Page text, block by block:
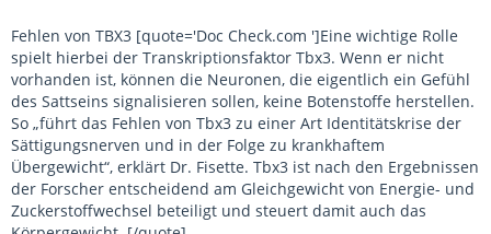
Fehlen von TBX3 [quote='Doc Check.com ']Eine wichtige Rolle
spielt hierbei der Transkriptionsfaktor Tbx3. Wenn er nicht
vorhanden ist, können die Neuronen, die eigentlich ein Gefühl
des Sattseins signalisieren sollen, keine Botenstoffe herstellen.
So „führt das Fehlen von Tbx3 zu einer Art Identitätskrise der
Sättigungsnerven und in der Folge zu krankhaftem
Übergewicht“, erklärt Dr. Fisette. Tbx3 ist nach den Ergebnissen
der Forscher entscheidend am Gleichgewicht von Energie- und
Zuckerstoffwechsel beteiligt und steuert damit auch das